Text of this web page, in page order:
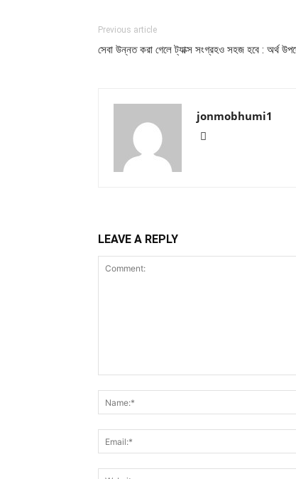
Previous article
সেবা উন্নত করা গেলে ট্যাক্স সংগ্রহও সহজ হবে : অর্থ
jonmobhumi1
LEAVE A REPLY